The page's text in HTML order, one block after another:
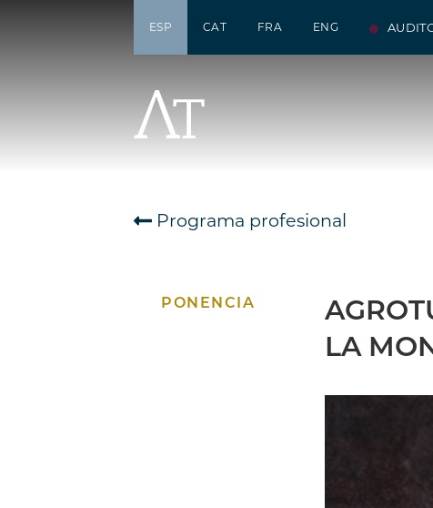
ESP CAT FRA ENG
Programa profesional
PONENCIA
LA